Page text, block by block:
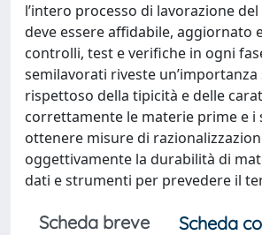
l’intero processo di lavorazione
deve essere affidabile,
controlli, test e verifiche in ogni
semilavorati riveste
rispettoso della tipicità e delle
correttamente le materie prime e i
ottenere misure di
oggettivamente la durabilità di
dati e strumenti per prevedere il
Scheda breve Scheda